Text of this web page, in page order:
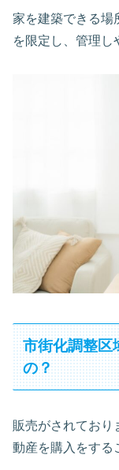
家を建築できる場
を限定し、管理し
市街化調整区
の？
販売がされており
動産を購入をする